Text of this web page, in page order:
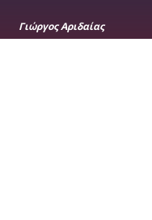
Γιώργος Αριδαίας